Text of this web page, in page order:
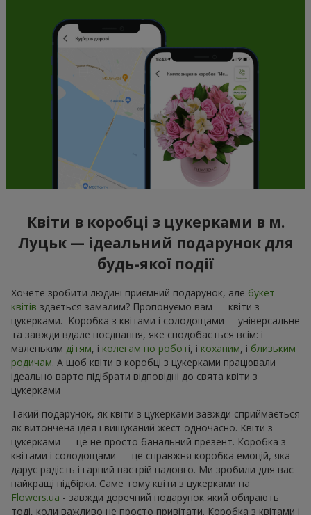
Квіти в коробці з цукерками в м.
Луцьк — ідеальний подарунок для
будь-якої події
Хочете зробити людині приємний подарунок, але букет
квітів здається замалим? Пропонуємо вам — квіти з
цукерками. Коробка з квітами і солодощами – універсальне
та завжди вдале поєднання, яке сподобається всім: і
маленьким дітям, і колегам по роботі, і коханим, і близьким
родичам. А щоб квіти в коробці з цукерками працювали
ідеально варто підібрати відповідні до свята квіти з
цукерками
Такий подарунок, як квіти з цукерками завжди сприймається
як витончена ідея і вишуканий жест одночасно. Квіти з
цукерками — це не просто банальний презент. Коробка з
квітами і солодощами — це справжня коробка емоцій, яка
дарує радість і гарний настрій надовго. Ми зробили для вас
найкращі підбірки. Саме тому квіти з цукерками на
Flowers.ua - завжди доречний подарунок який обирають
тоді, коли важливо не просто привітати. Коробка з квітами і